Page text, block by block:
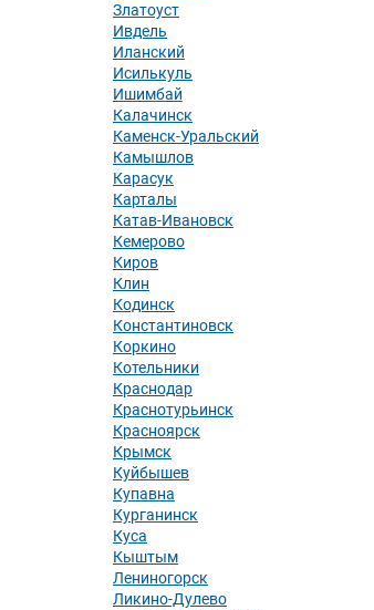
Златоуст
Ивдель
Иланский
Исилькуль
Ишимбай
Калачинск
Каменск-Уральский
Камышлов
Карасук
Карталы
Катав-Ивановск
Кемерово
Киров
Клин
Кодинск
Константиновск
Коркино
Котельники
Краснодар
Краснотурьинск
Красноярск
Крымск
Куйбышев
Купавна
Курганинск
Куса
Кыштым
Лениногорск
Ликино-Дулево